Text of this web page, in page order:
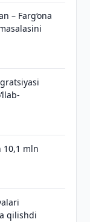
– Farg‘ona
10,1 mln
qilishdi